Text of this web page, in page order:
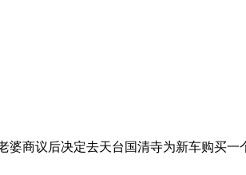
婆商议后决定去天台国清寺为新车购买一